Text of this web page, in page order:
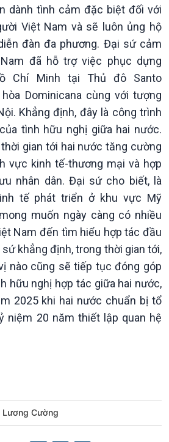
Video
Infographic
Góc nhìn VOV1
Bình luận
Chuyện đêm
dành tình cảm đặc biệt đối với
Việt Nam và sẽ luôn ủng hộ
đàn đa phương. Đại sứ cảm
đã hỗ trợ việc phục dựng
Chí Minh tại Thủ đô Santo
Dominicana cùng với tượng
Khẳng định, đây là công trình
tình hữu nghị giữa hai nước.
gian tới hai nước tăng cường
vực kinh tế-thương mại và hợp
nhân dân. Đại sứ cho biết, là
tế phát triển ở khu vực Mỹ
muốn ngày càng có nhiều
Nam đến tìm hiểu hợp tác đầu
khẳng định, trong thời gian tới,
nào cũng sẽ tiếp tục đóng góp
hữu nghị hợp tác giữa hai nước,
2025 khi hai nước chuẩn bị tổ
niệm 20 năm thiết lập quan hệ
Lương Cường